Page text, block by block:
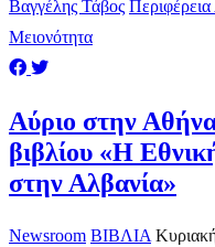
Βαγγέλης Τάβος
Μειονότητα
Αύριο στην
βιβλίου «Η
στην Αλβανία»
Newsroom ΒΙΒΛΙΑ